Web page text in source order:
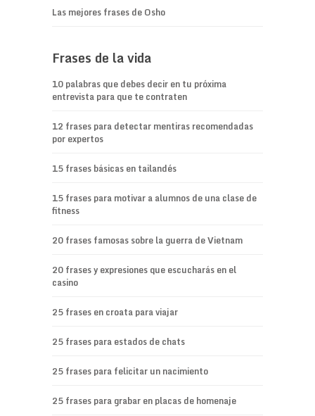
Las mejores frases de Osho
Frases de la vida
10 palabras que debes decir en tu próxima
entrevista para que te contraten
12 frases para detectar mentiras recomendadas
por expertos
15 frases básicas en tailandés
15 frases para motivar a alumnos de una clase de
fitness
20 frases famosas sobre la guerra de Vietnam
20 frases y expresiones que escucharás en el
casino
25 frases en croata para viajar
25 frases para estados de chats
25 frases para felicitar un nacimiento
25 frases para grabar en placas de homenaje